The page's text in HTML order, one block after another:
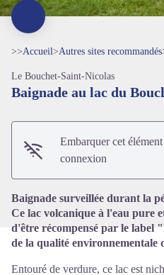
>>Accueil>Autres sites recommandés
Le Bouchet-Saint-Nicolas
Baignade au lac du
Embarquer cet
connexion
Baignade surveillée durant la
Ce lac volcanique à l'eau pure
d'être récompensé par le label
de la qualité environnementale
Entouré de verdure, ce lac est